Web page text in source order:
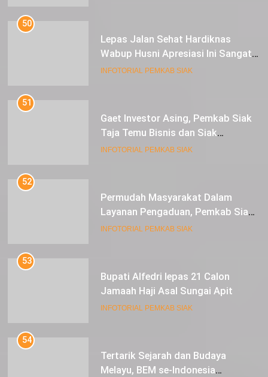
50
Lepas Jalan Sehat Hardiknas
Wabup Husni Apresiasi Ini Sangat
Luar Biasa
INFOTORIAL PEMKAB SIAK
51
Gaet Investor Asing, Pemkab Siak
Taja Temu Bisnis dan Siak
Expoversary 2024
INFOTORIAL PEMKAB SIAK
52
Permudah Masyarakat Dalam
Layanan Pengaduan, Pemkab Siak
Luncurkan Aplikasi SIP PUAN
INFOTORIAL PEMKAB SIAK
53
Bupati Alfedri lepas 21 Calon
Jamaah Haji Asal Sungai Apit
INFOTORIAL PEMKAB SIAK
54
Tertarik Sejarah dan Budaya
Melayu, BEM se-Indonesia